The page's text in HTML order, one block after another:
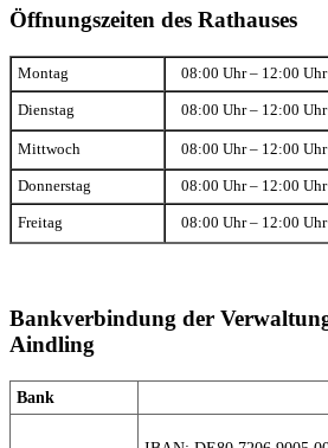
Öffnungszeiten des Rathauses
Montag 08:00 Uhr – 12:00 Uhr
Dienstag 08:00 Uhr – 12:00 Uhr
Mittwoch 08:00 Uhr – 12:00 Uhr
Donnerstag 08:00 Uhr – 12:00 Uhr
Freitag 08:00 Uhr – 12:00 Uhr
Bankverbindung der
Aindling
Bank